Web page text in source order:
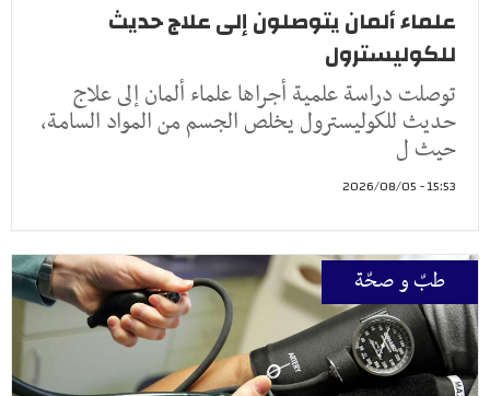
علماء ألمان يتوصلون إلى علاج حديث
للكوليسترول
توصلت دراسة علمية أجراها علماء ألمان إلى علاج
حديث للكوليسترول يخلص الجسم من المواد السامة،
حيث ل
15:53 - 2026/08/05
طبّ و صحّة